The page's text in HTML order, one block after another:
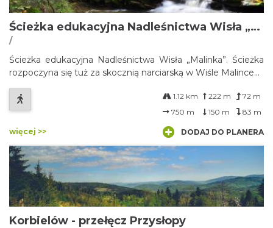
Ścieżka edukacyjna Nadleśnictwa Wisła „Malinka”
/
Ścieżka edukacyjna Nadleśnictwa Wisła „Malinka”. Ścieżka
rozpoczyna się tuż za skocznią narciarską w Wiśle Malince...
1.12 km 222 m
72 m
750 m
150 m 83 m
więcej >> DODAJ DO PLANERA
Korbielów - przełęcz Przysłopy